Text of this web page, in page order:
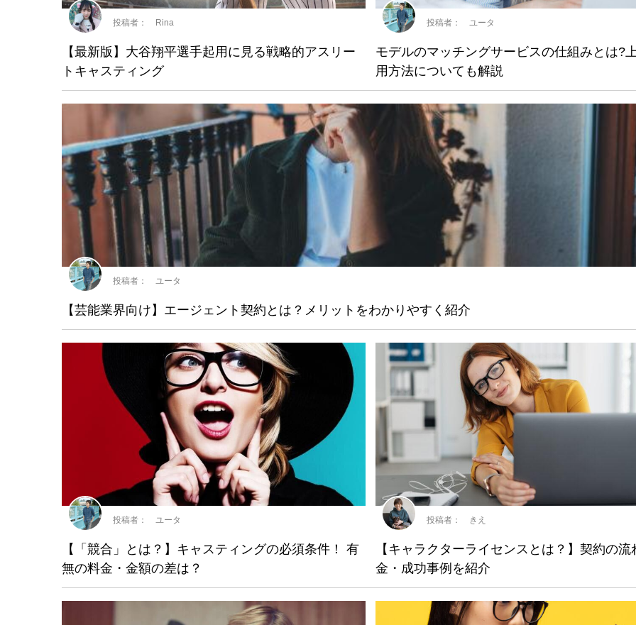
【最新版】大谷翔平選手起用に見る戦略的アスリー
トキャスティング
投稿者： Rina
モデルのマッチングサービスの仕組みとは?
用方法についても解説
投稿者： ユータ
【芸能業界向け】エージェント契約とは？メリットをわかりやすく紹介
投稿者： ユータ
【「競合」とは？】キャスティングの必須条件！ 有
無の料金・金額の差は？
投稿者： ユータ
【キャラクターライセンスとは？】契約の流
金・成功事例を紹介
投稿者： きえ